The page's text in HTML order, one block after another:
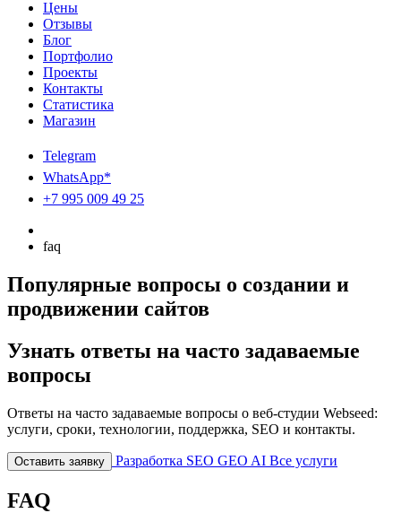
Цены
Отзывы
Блог
Портфолио
Проекты
Контакты
Статистика
Магазин
Telegram
WhatsApp*
+7 995 009 49 25
faq
Популярные вопросы о создании и
продвижении сайтов
Узнать ответы на часто задаваемые
вопросы
Ответы на часто задаваемые вопросы о веб-студии Webseed:
услуги, сроки, технологии, поддержка, SEO и контакты.
Оставить заявку Разработка SEO GEO AI Все услуги
FAQ